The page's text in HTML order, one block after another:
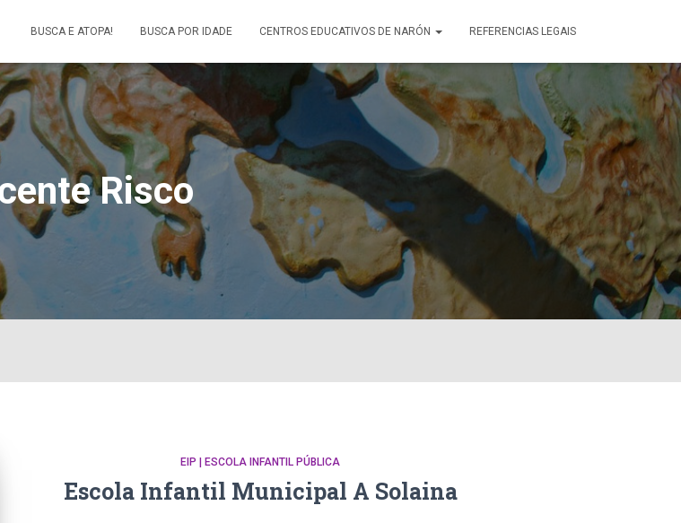
BUSCA E ATOPA! BUSCA POR IDADE CENTROS EDUCATIVOS DE NARÓN REFERENCIAS LEGAIS
Risco
EIP | ESCOLA INFANTIL PÚBLICA
Escola Infantil Municipal A Solaina